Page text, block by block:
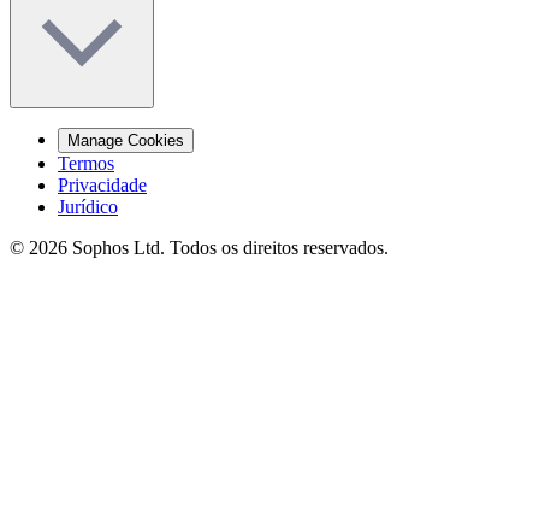
Manage Cookies
Termos
Privacidade
Jurídico
© 2026 Sophos Ltd. Todos os direitos reservados.